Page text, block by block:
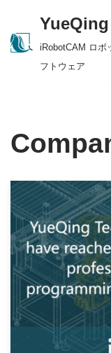
Skip
iRobotCAM ロボ
フトウェア